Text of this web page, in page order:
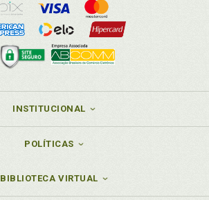
INSTITUCIONAL
POLÍTICAS
BIBLIOTECA VIRTUAL